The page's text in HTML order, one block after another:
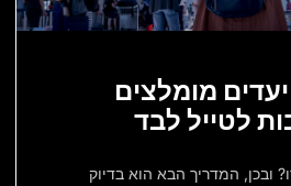
מומלצים
לטייל לבד
ובכן, המדריך הבא הוא בדיוק